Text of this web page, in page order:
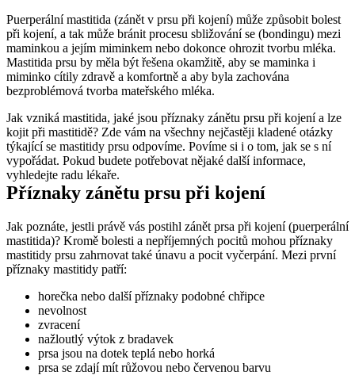
Puerperální mastitida (zánět v prsu při kojení) může způsobit bolest
při kojení, a tak může bránit procesu sbližování se (bondingu) mezi
maminkou a jejím miminkem nebo dokonce ohrozit tvorbu mléka.
Mastitida prsu by měla být řešena okamžitě, aby se maminka i
miminko cítily zdravě a komfortně a aby byla zachována
bezproblémová tvorba mateřského mléka.
Jak vzniká mastitida, jaké jsou příznaky zánětu prsu při kojení a lze
kojit při mastitidě? Zde vám na všechny nejčastěji kladené otázky
týkající se mastitidy prsu odpovíme. Povíme si i o tom, jak se s ní
vypořádat. Pokud budete potřebovat nějaké další informace,
vyhledejte radu lékaře.
Příznaky zánětu prsu při kojení
Jak poznáte, jestli právě vás postihl zánět prsa při kojení (puerperální
mastitida)? Kromě bolesti a nepříjemných pocitů mohou příznaky
mastitidy prsu zahrnovat také únavu a pocit vyčerpání. Mezi první
příznaky mastitidy patří:
horečka nebo další příznaky podobné chřipce
nevolnost
zvracení
nažloutlý výtok z bradavek
prsa jsou na dotek teplá nebo horká
prsa se zdají mít růžovou nebo červenou barvu